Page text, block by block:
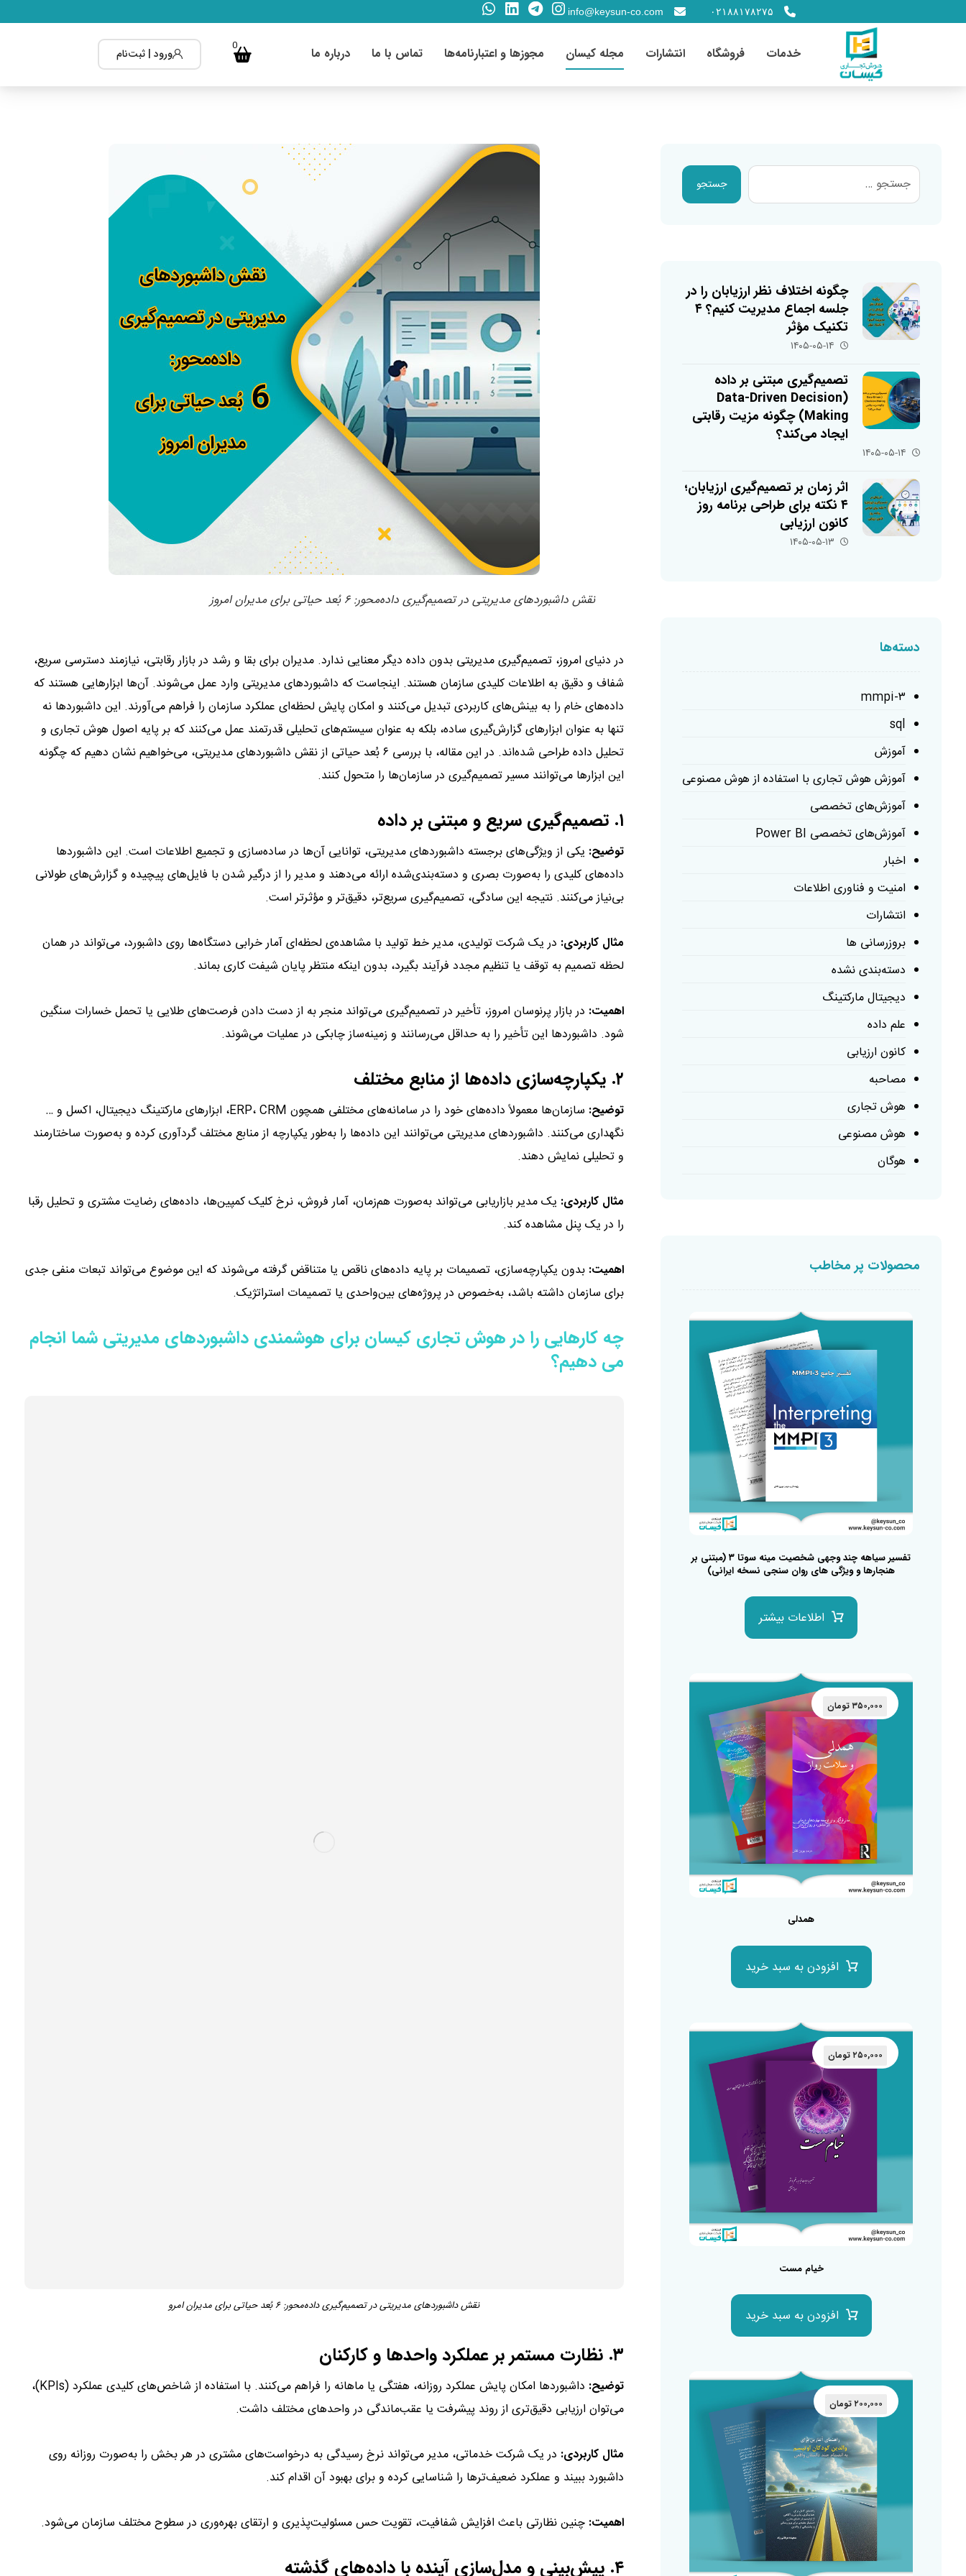
۰۲۱۸۸۱۷۸۲۷۵ info@keysun-co.com
خدمات فروشگاه انتشارات مجله کیسان مجوزها و اعتبارنامه‌ها تماس با ما درباره ما 0
ورود | ثبت‌نام
نقش داشبوردهای مدیریتی در تصمیم‌گیری داده‌محور: ۶ بُعد حیاتی برای مدیران امروز
در دنیای امروز، تصمیم‌گیری مدیریتی بدون داده دیگر معنایی ندارد. مدیران برای بقا و رشد در بازار رقابتی، نیازمند دسترسی سریع،
شفاف و دقیق به اطلاعات کلیدی سازمان هستند. اینجاست که داشبوردهای مدیریتی وارد عمل می‌شوند. آن‌ها ابزارهایی هستند که
داده‌های خام را به بینش‌های کاربردی تبدیل می‌کنند و امکان پایش لحظه‌ای عملکرد سازمان را فراهم می‌آورند. این داشبوردها نه
تنها به عنوان ابزارهای گزارش‌گیری ساده، بلکه به عنوان سیستم‌های تحلیلی قدرتمند عمل می‌کنند که بر پایه اصول هوش تجاری و
تحلیل داده طراحی شده‌اند. در این مقاله، با بررسی ۶ بُعد حیاتی از نقش داشبوردهای مدیریتی، می‌خواهیم نشان دهیم که چگونه
این ابزارها می‌توانند مسیر تصمیم‌گیری در سازمان‌ها را متحول کنند.
۱. تصمیم‌گیری سریع و مبتنی بر داده
توضیح: یکی از ویژگی‌های برجسته داشبوردهای مدیریتی، توانایی آن‌ها در ساده‌سازی و تجمیع اطلاعات است. این داشبوردها
داده‌های کلیدی را به‌صورت بصری و دسته‌بندی‌شده ارائه می‌دهند و مدیر را از درگیر شدن با فایل‌های پیچیده و گزارش‌های طولانی
بی‌نیاز می‌کنند. نتیجه این سادگی، تصمیم‌گیری سریع‌تر، دقیق‌تر و مؤثرتر است.
مثال کاربردی: در یک شرکت تولیدی، مدیر خط تولید با مشاهده‌ی لحظه‌ای آمار خرابی دستگاه‌ها روی داشبورد، می‌تواند در همان
لحظه تصمیم به توقف یا تنظیم مجدد فرآیند بگیرد، بدون اینکه منتظر پایان شیفت کاری بماند.
اهمیت: در بازار پرنوسان امروز، تأخیر در تصمیم‌گیری می‌تواند منجر به از دست دادن فرصت‌های طلایی یا تحمل خسارات سنگین
شود. داشبوردها این تأخیر را به حداقل می‌رسانند و زمینه‌ساز چابکی در عملیات می‌شوند.
۲. یکپارچه‌سازی داده‌ها از منابع مختلف
توضیح:
سازمان‌ها معمولاً داده‌های خود را در سامانه‌های مختلفی همچون ERP، CRM، ابزارهای مارکتینگ دیجیتال، اکسل و …
نگهداری می‌کنند. داشبوردهای مدیریتی می‌توانند این داده‌ها را به‌طور یکپارچه از منابع مختلف گردآوری کرده و به‌صورت ساختارمند
و تحلیلی نمایش دهند.
مثال کاربردی: یک مدیر بازاریابی می‌تواند به‌صورت هم‌زمان، آمار فروش، نرخ کلیک کمپین‌ها، داده‌های رضایت مشتری و تحلیل رقبا
را در یک پنل مشاهده کند.
اهمیت: بدون یکپارچه‌سازی، تصمیمات بر پایه داده‌های ناقص یا متناقض گرفته می‌شوند که این موضوع می‌تواند تبعات منفی جدی
برای سازمان داشته باشد، به‌خصوص در پروژه‌های بین‌واحدی یا تصمیمات استراتژیک.
چه کارهایی را در هوش تجاری کیسان برای هوشمندی داشبوردهای مدیریتی شما انجام
می دهیم؟
نقش داشبوردهای مدیریتی در تصمیم‌گیری داده‌محور: ۶ بُعد حیاتی برای مدیران امرو
۳. نظارت مستمر بر عملکرد واحدها و کارکنان
توضیح:
داشبوردها امکان پایش عملکرد روزانه، هفتگی یا ماهانه را فراهم می‌کنند. با استفاده از شاخص‌های کلیدی عملکرد (KPIs)،
می‌توان ارزیابی دقیق‌تری از روند پیشرفت یا عقب‌ماندگی در واحدهای مختلف داشت.
مثال کاربردی: در یک شرکت خدماتی، مدیر می‌تواند نرخ رسیدگی به درخواست‌های مشتری در هر بخش را به‌صورت روزانه روی
داشبورد ببیند و عملکرد ضعیف‌ترها را شناسایی کرده و برای بهبود آن اقدام کند.
اهمیت: چنین نظارتی باعث افزایش شفافیت، تقویت حس مسئولیت‌پذیری و ارتقای بهره‌وری در سطوح مختلف سازمان می‌شود.
۴. پیش‌بینی و مدل‌سازی آینده با داده‌های گذشته
جستجو
چگونه اختلاف نظر ارزیابان را در
جلسه اجماع مدیریت کنیم؟ ۴
تکنیک مؤثر
۱۴۰۵-۰۵-۱۴
تصمیم‌گیری مبتنی بر داده
(Data-Driven Decision
Making) چگونه مزیت رقابتی
ایجاد می‌کند؟
۱۴۰۵-۰۵-۱۴
اثر زمان بر تصمیم‌گیری ارزیابان؛
۴ نکته برای طراحی برنامه روز
کانون ارزیابی
۱۴۰۵-۰۵-۱۳
دسته‌ها
mmpi-۳
sql
آموزش
آموزش هوش تجاری با استفاده از هوش مصنوعی
آموزش‌های تخصصی
آموزش‌های تخصصی Power BI
اخبار
امنیت و فناوری اطلاعات
انتشارات
بروزرسانی ها
دسته‌بندی نشده
دیجیتال مارکتینگ
علم داده
کانون ارزیابی
مصاحبه
هوش تجاری
هوش مصنوعی
هوگان
محصولات پر مخاطب
تفسیر سیاهه چند وجهی شخصیت مینه سوتا ۳ (مبتنی بر
هنجارها و ویژگی های روان سنجی نسخه ایرانی)
اطلاعات بیشتر
همدلی
۳۵۰,۰۰۰ تومان
افزودن به سبد خرید
خیام مست
۲۵۰,۰۰۰ تومان
افزودن به سبد خرید
۲۰۰,۰۰۰ تومان